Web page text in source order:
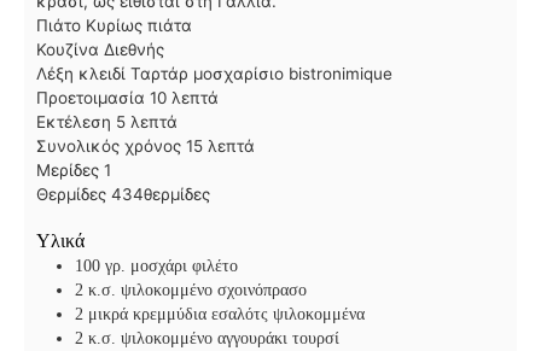
Πιάτο Κυρίως πιάτα
Κουζίνα Διεθνής
Λέξη κλειδί Ταρτάρ μοσχαρίσιο bistronimique
Προετοιμασία 10λ
ε
π
ά
λεπτά
Εκτέλεση 5λ
ε
τ
λεπτά
Συνολικός χρόνος 15λ
π
λεπτά
Μερίδες 1
Θερμίδες 434θερμίδες
Υλικά
100 γρ. μοσχάρι φιλέτο
2 κ.σ. ψιλοκομμένο σχοινόπρασο
2 μικρά κρεμμύδια εσαλότς ψιλοκομμένα
2 κ.σ. ψιλοκομμένο αγγουράκι τουρσί